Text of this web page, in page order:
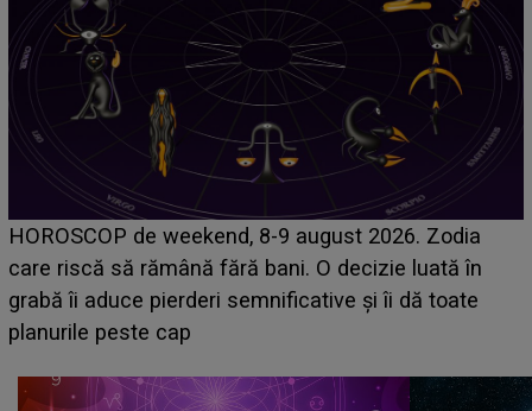
Emanuel a ținut ACEST DETALIU ASCUNS până
acum! În fața Alexandrei, concurentul din Casa Iubirii
face o MĂRTURISIRE NEAȘTEPTATĂ despre mama
sa: "I-am spus și ei în față, eu nu te iubesc pentru